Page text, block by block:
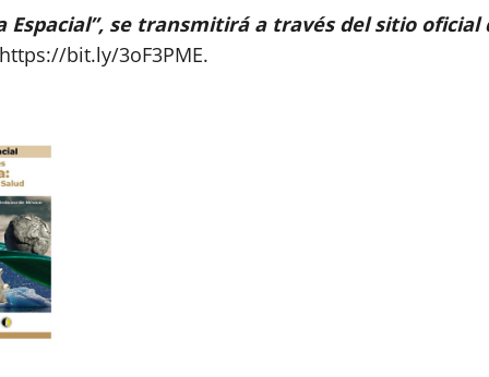
Espacial”, se transmitirá a través del sitio
https://bit.ly/3oF3PME.